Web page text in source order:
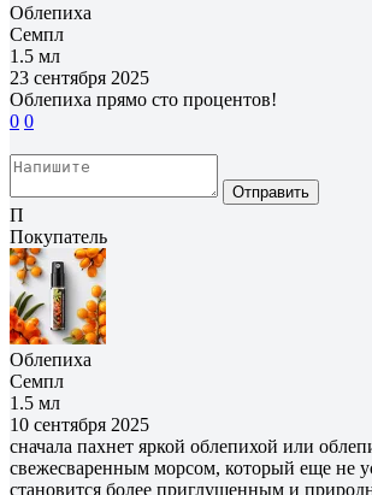
Облепиха
Семпл
1.5 мл
23 сентября 2025
Облепиха прямо сто процентов!
0 0
Отправить
П
Покупатель
Облепиха
Семпл
1.5 мл
10 сентября 2025
сначала пахнет яркой облепихой или
свежесваренным морсом, который еще не
становится более приглушенным и